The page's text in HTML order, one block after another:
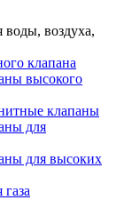
воздуха,
клапана
высокого
клапаны
для
для высоких